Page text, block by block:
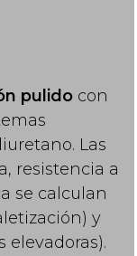
pulido con
Las
resistencia a
se calculan
y
elevadoras).